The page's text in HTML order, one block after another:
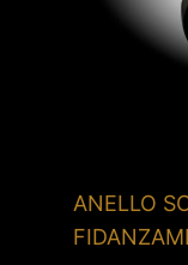
ANELLO